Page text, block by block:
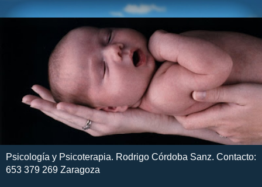
Psicología y Psicoterapia. Rodrigo Córdoba Sanz. Contacto:
653 379 269 Zaragoza